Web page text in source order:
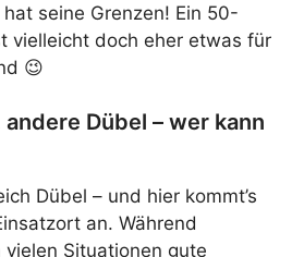
seine Grenzen! Ein 50-
vielleicht doch eher etwas für
😉
Dübel – wer kann
Dübel – und hier kommt’s
an. Während
Situationen gute